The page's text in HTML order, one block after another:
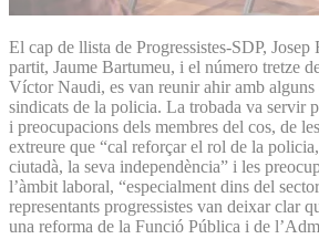
El cap de llista de Progressistes-SDP,
partit, Jaume Bartumeu, i el número tretze
Víctor Naudi, es van reunir ahir amb alguns
sindicats de la policia. La trobada va servir
i preocupacions dels membres del cos, de
extreure que “cal reforçar el rol de la
ciutadà, la seva independència” i les
l’àmbit laboral, “especialment dins del
representants progressistes van deixar clar
una reforma de la Funció Pública i de